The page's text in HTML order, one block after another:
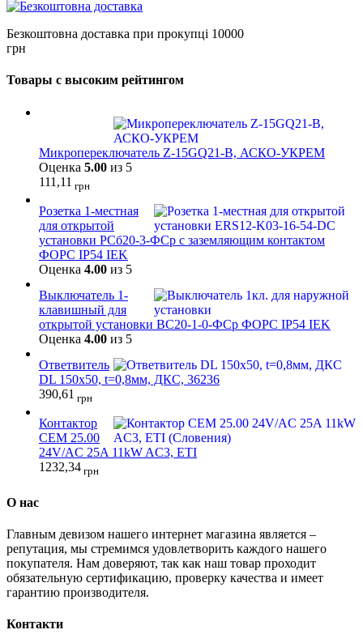
Безкоштовна доставка при прокупці 10000
грн
Товары с высоким рейтингом
Микропереключатель Z-15GQ21-B, АСКО-УКРЕМ
Оценка 5.00 из 5
111,11 грн
Розетка 1-местная
для открытой
установки РСб20-3-ФСр с заземляющим контактом
ФОРС IP54 IEK
Оценка 4.00 из 5
Выключатель 1-
клавишный для
открытой установки ВС20-1-0-ФСр ФОРС IP54 IEK
Оценка 4.00 из 5
Ответвитель
DL 150х50, t=0,8мм, ДКС, 36236
390,61 грн
Контактор
CEM 25.00
24V/AC 25A 11kW AC3, ETI
1232,34 грн
О нас
Главным девизом нашего интернет магазина является –
репутация, мы стремимся удовлетворить каждого нашего
покупателя. Нам доверяют, так как наш товар проходит
обязательную сертификацию, проверку качества и имеет
гарантию производителя.
Контакти